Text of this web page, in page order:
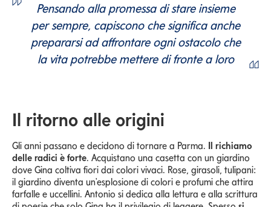
Pensando alla promessa di stare insieme
per sempre, capiscono che significa anche
prepararsi ad affrontare ogni ostacolo che
la vita potrebbe mettere di fronte a loro
Il ritorno alle origini
Gli anni passano e decidono di tornare a Parma. Il richiamo
delle radici è forte. Acquistano una casetta con un giardino
dove Gina coltiva fiori dai colori vivaci. Rose, girasoli, tulipani:
il giardino diventa un'esplosione di colori e profumi che attira
farfalle e uccellini. Antonio si dedica alla lettura e alla scrittura